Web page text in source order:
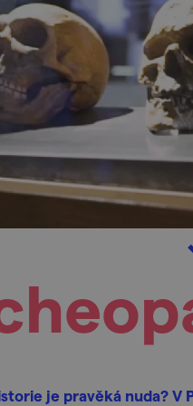
je pravěká nuda? V